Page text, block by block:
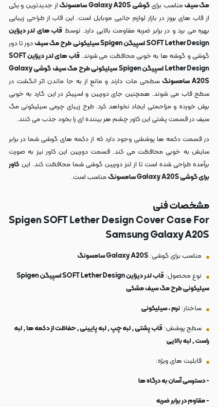
مگ سیفمناسب برایگوشی Galaxy A20S سامسونگ
از جدیدترین و یکی
از قاب های بروز در بازار لوازم جانبی موبایل است. این قاب از طراحی زیبایی
بهره می برد و در برابر ضربه مقاومت بالایی دارد. توسط قاب های لدر دیزاین
SOFT Lether Design اسپیگن Spigen سیلیکونی طرح مگ سیف
دور تا دور
گوشی و گوشه ها به خوبی محافظت می شوند.
قاب های لدر دیزاین SOFT
Lether Design اسپیگن Spigen سیلیکونی طرح مگ سیف گوشی Galaxy
A20S سامسونگ
سطحی مات دارند و مانع از به جا ماندن اثر انگشت در
سطح قاب می شوند. همچنین جای دوربین و اسپیکر در این گارد به خوبی
برش خورده و مزاحمتی ایجاد نخواهد کرد. طرح زیبای چرمی سیلیکونی مگ
سیف در قسمت پشتی این کاور چشم هر بیننده ای را بخود جذب می کنند.
در قسمت دکمه ها پوششی وجود دارد که از دکمه های گوشی شما در برابر
سایش به خوبی محافظت می کند. قسمت دوربین این کاور نیز به صورت
برآمده طراحی شده است تا از لنز دوربین گوشی شما محافظت کند. این کاور
برای گوشی Galaxy A20S سامسونگ
مناسب است.
مشخصات فنی
Spigen SOFT Lether Design Cover Case For
Samsung Galaxy A20S
مناسب برای گوشی:Galaxy A20S سامسونگ
نوع محصول:
قاب لدر دیزاین SOFT Lether Design اسپیگن Spigen
سیلیکونی طرح مگ سیف مشکی
ساختار:نرم ، سیلیکونی
سطح پوشش: قاب پشتی , لبه چپ , لبه پایینی , حفاظت از دکمه ها , لبه
راست , لبه بالایی
قابلیت های ویژه:
- دسترسی آسان به درگاه ها
- مقاوم در برابر ضربه